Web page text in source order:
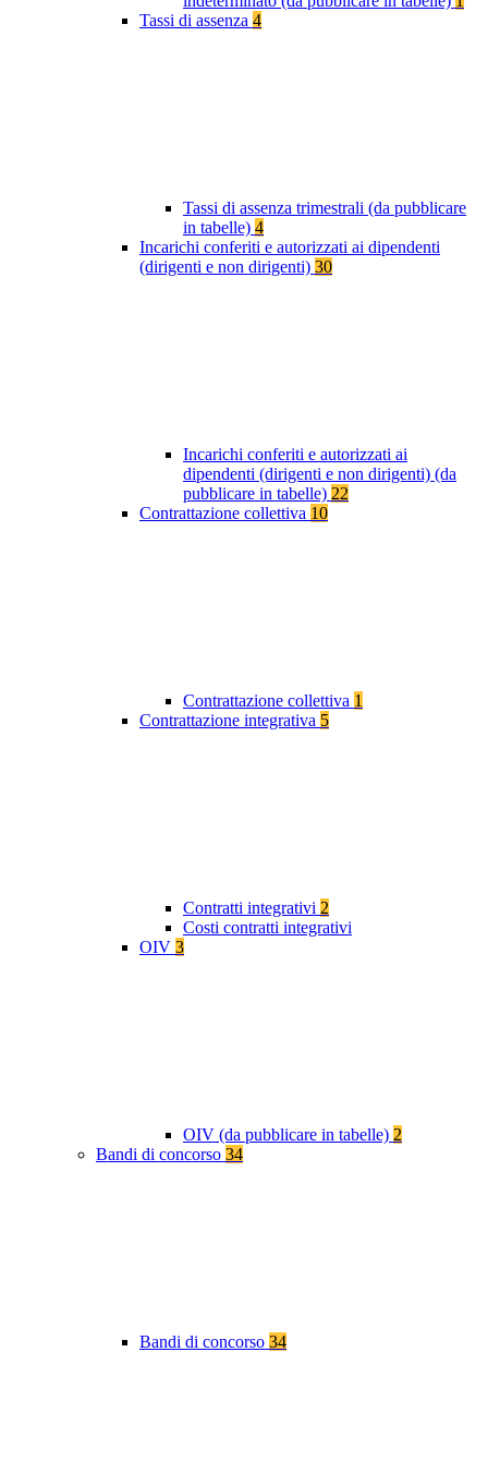
Tassi di assenza 4
Tassi di assenza trimestrali (da pubblicare
in tabelle) 4
Incarichi conferiti e autorizzati ai dipendenti
(dirigenti e non dirigenti) 30
Incarichi conferiti e autorizzati ai
dipendenti (dirigenti e non dirigenti) (da
pubblicare in tabelle) 22
Contrattazione collettiva 10
Contrattazione collettiva 1
Contrattazione integrativa 5
Contratti integrativi 2
Costi contratti integrativi
OIV 3
OIV (da pubblicare in tabelle) 2
Bandi di concorso 34
Bandi di concorso 34